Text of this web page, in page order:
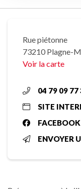
Rue piétonne
73210 Plagne-
Voir la carte
04 79 09 77
SITE
FACEBOOK
ENVOYER